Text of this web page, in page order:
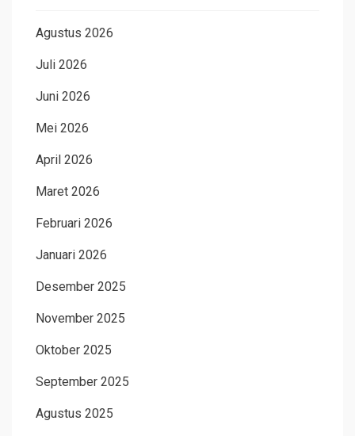
Agustus 2026
Juli 2026
Juni 2026
Mei 2026
April 2026
Maret 2026
Februari 2026
Januari 2026
Desember 2025
November 2025
Oktober 2025
September 2025
Agustus 2025